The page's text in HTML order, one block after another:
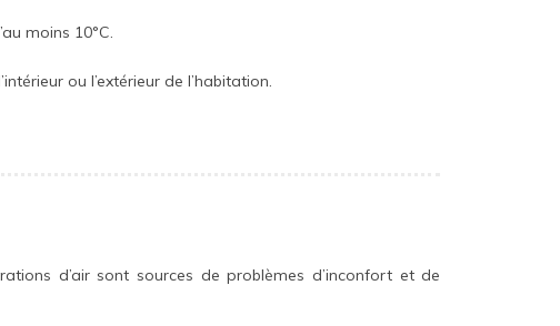
moins 10°C.
ou l’extérieur de l’habitation.
d’air sont sources de problèmes d’inconfort et de